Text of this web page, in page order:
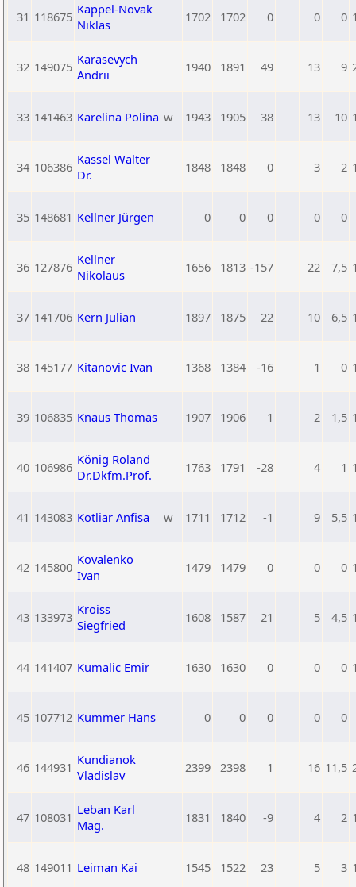
31 118675 Kappel-Novak
Niklas
1702 1702 0 0 0
32 149075 Karasevych
Andrii
1940 1891 49 13 9
33 141463 Karelina Polina w 1943 1905 38 13 10
34 106386 Kassel Walter
Dr.
1848 1848 0 3 2
35 148681 Kellner Jürgen 0 0 0 0 0
36 127876 Kellner
Nikolaus
1656 1813 -157 22 7,5
37 141706 Kern Julian 1897 1875 22 10 6,5
38 145177 Kitanovic Ivan 1368 1384 -16 1 0
39 106835 Knaus Thomas 1907 1906 1 2 1,5
40 106986 König Roland
Dr.Dkfm.Prof.
1763 1791 -28 4 1
41 143083 Kotliar Anfisa w 1711 1712 -1 9 5,5
42 145800 Kovalenko
Ivan
1479 1479 0 0 0
43 133973 Kroiss
Siegfried
1608 1587 21 5 4,5
44 141407 Kumalic Emir 1630 1630 0 0 0
45 107712 Kummer Hans 0 0 0 0 0
46 144931 Kundianok
Vladislav
2399 2398 1 16 11,5
47 108031 Leban Karl
Mag.
1831 1840 -9 4 2
48 149011 Leiman Kai 1545 1522 23 5 3